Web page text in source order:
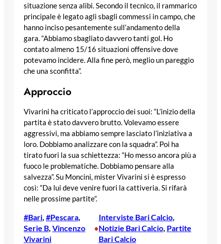
situazione senza alibi. Secondo il tecnico, il rammarico
principale è legato agli sbagli commessi in campo, che
hanno inciso pesantemente sull’andamento della
gara. “Abbiamo sbagliato davvero tanti gol. Ho
contato almeno 15/16 situazioni offensive dove
potevamo incidere. Alla fine però, meglio un pareggio
che una sconfitta”.
Approccio
Vivarini ha criticato l’approccio dei suoi: “L’inizio della
partita è stato davvero brutto. Volevamo essere
aggressivi, ma abbiamo sempre lasciato l’iniziativa a
loro. Dobbiamo analizzare con la squadra”. Poi ha
tirato fuori la sua schiettezza: “Ho messo ancora più a
fuoco le problematiche. Dobbiamo pensare alla
salvezza”. Su Moncini, mister Vivarini si è espresso
così: “Da lui deve venire fuori la cattiveria. Si rifarà
nelle prossime partite”.
#Bari #Pescara
Serie B Vincenzo
Vivarini
•
Interviste Bari Calcio
Notizie Bari Calcio, Partite
Bari Calcio